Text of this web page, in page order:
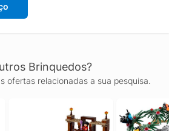
Brinquedos?
ofertas relacionadas a sua pesquisa.